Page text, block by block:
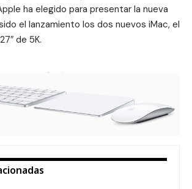
ha elegido para presentar la nueva
el lanzamiento los dos nuevos iMac, el
de 5K.